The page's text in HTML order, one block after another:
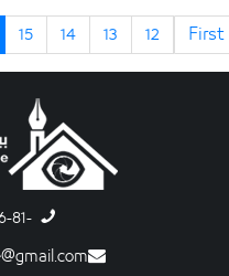
First
12
13
14
15
-8-288-66-81(972)